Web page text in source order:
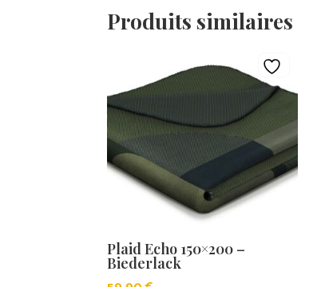
Produits similaires
Plaid Echo 150×200 –
Biederlack